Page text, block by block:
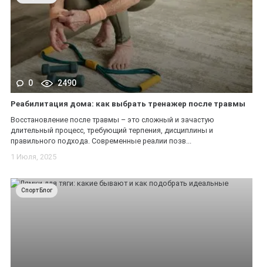
0 2490
Реабилитация дома: как выбрать тренажер после травмы
Восстановление после травмы – это сложный и зачастую
длительный процесс, требующий терпения, дисциплины и
правильного подхода. Современные реалии позв...
1 Июля, 2025
СпортБлог